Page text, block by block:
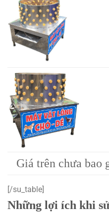
Giá trên chưa bao
[/su_table]
Những lợi ích khi